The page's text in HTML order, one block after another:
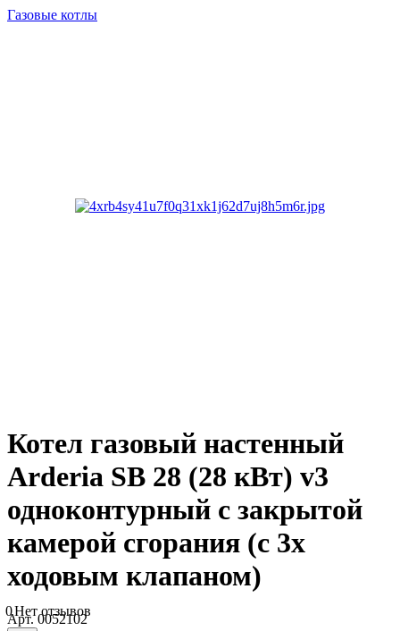
Газовые котлы
Котел газовый настенный
Arderia SB 28 (28 кВт) v3
одноконтурный с закрытой
камерой сгорания (с 3х
ходовым клапаном)
0Нет отзывов
Арт.0052102